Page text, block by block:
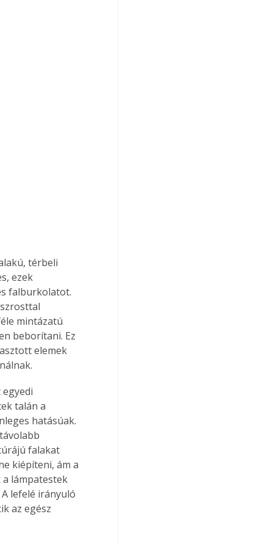
térbeli
ezek
falburkolatot.
mintázatú
beborítani. Ez
elemek
talán a
hatásúak.
falakat
kiépíteni, ám a
a lámpatestek
lefelé irányuló
az egész